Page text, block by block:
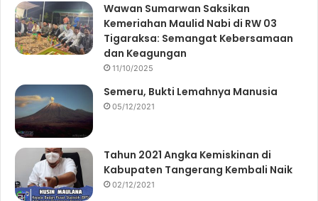
Wawan Sumarwan Saksikan
Kemeriahan Maulid Nabi di RW 03
Tigaraksa: Semangat Kebersamaan
dan Keagungan
11/10/2025
Semeru, Bukti Lemahnya Manusia
05/12/2021
Tahun 2021 Angka Kemiskinan di
Kabupaten Tangerang Kembali Naik
02/12/2021